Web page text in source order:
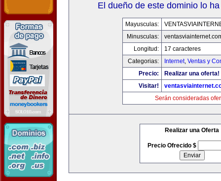
El dueño de este dominio lo
Mayusculas:
Minusculas:
Longitud:
17 caracteres
Categorias:
Internet, Ventas y
Precio:
Realizar una oferta!
Visitar!
Serán consideradas
Realizar una Oferta
Precio Ofrecido $